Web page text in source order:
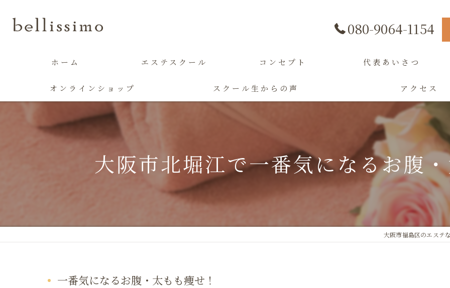
080-9064-1154
ホーム エステスクール コンセプト 代表あいさつ
オンラインショップ スクール生からの声 アクセス
大阪市北堀江で一番気になるお腹
大阪市福島区のエステ
一番気になるお腹・太もも痩せ！